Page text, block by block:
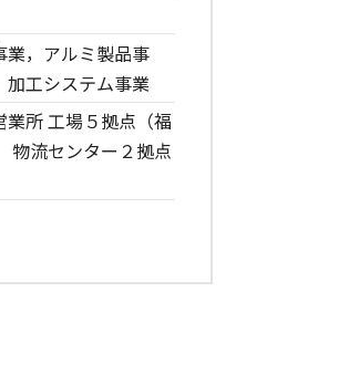
業，アルミ製品事
工システム事業
所 工場５拠点（福
物流センター２拠点